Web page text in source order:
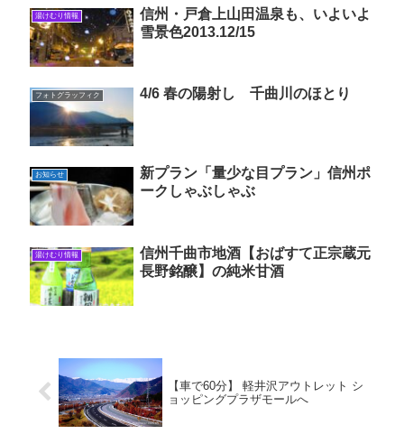
湯けむり情報
信州・戸倉上山田温泉も、いよいよ
雪景色2013.12/15
フォトグラッフィク 4/6 春の陽射し 千曲川のほとり
お知らせ
新プラン「量少な目プラン」信州ポ
ークしゃぶしゃぶ
湯けむり情報
信州千曲市地酒【おばすて正宗蔵元
長野銘醸】の純米甘酒
【車で60分】 軽井沢アウトレット シ
ョッピングプラザモールへ